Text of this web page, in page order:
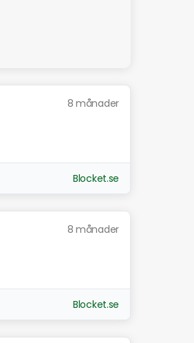
8 månader
Blocket.se
8 månader
Blocket.se